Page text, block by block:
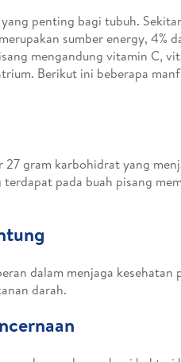
penting bagi tubuh.
sumber energy, 4%
mengandung vitamin C,
Berikut ini beberapa
27 gram karbohidrat yang
pada buah pisang
dalam menjaga kesehatan
darah.